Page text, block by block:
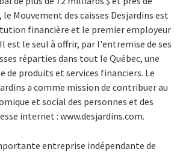
le Mouvement des caisses Desjardins est
financière et le premier employeur
est le seul à offrir, par l'entremise de ses
réparties dans tout le Québec, une
de produits et services financiers. Le
a comme mission de contribuer au
et social des personnes et des
internet : www.desjardins.com.
entreprise indépendante de